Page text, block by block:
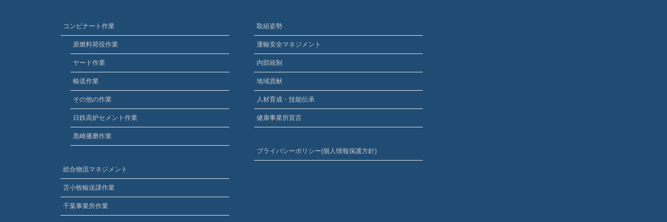
コンビナート作業
原燃料荷役作業
ヤード作業
輸送作業
その他の作業
日鉄高炉セメント作業
黒崎播磨作業
総合物流マネジメント
苫小牧輸送課作業
千葉事業所作業
取組姿勢
運輸安全マネジメント
内部統制
地域貢献
人材育成・技能伝承
健康事業所宣言
プライバシーポリシー(個人情報保護方針)